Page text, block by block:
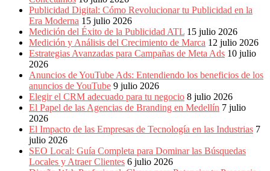
Publicidad Digital: Cómo Revolucionar tu Publicidad en la
Era Moderna 15 julio 2026
Medición del Éxito de la Publicidad ATL 15 julio 2026
Medición y Análisis del Crecimiento de Marca 12 julio 2026
Estrategias Avanzadas para Campañas de Meta Ads 10 julio
2026
Anuncios de YouTube Ads: Entendiendo los beneficios de los
anuncios de YouTube 9 julio 2026
Elegir el CRM adecuado para tu negocio 8 julio 2026
El Papel de las Agencias de Branding en Medellín 7 julio
2026
El Impacto de las Empresas de Tecnología en las Industrias 7
julio 2026
SEO Local: Guía Completa para Dominar las Búsquedas
Locales y Atraer Clientes 6 julio 2026